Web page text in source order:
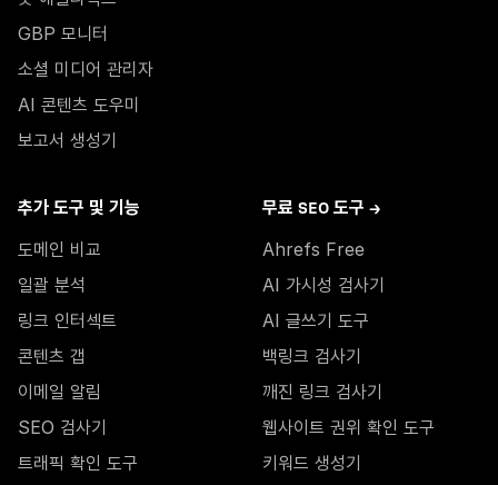
GBP 모니터
소셜 미디어 관리자
AI 콘텐츠 도우미
보고서 생성기
추가 도구 및 기능
도메인 비교
일괄 분석
링크 인터섹트
콘텐츠 갭
이메일 알림
SEO 검사기
트래픽 확인 도구
무료 SEO 도구 →
Ahrefs Free
AI 가시성 검사기
AI 글쓰기 도구
백링크 검사기
깨진 링크 검사기
웹사이트 권위 확인 도구
키워드 생성기